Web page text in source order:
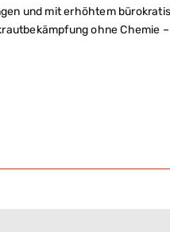
und mit erhöhtem
ohne Chemie